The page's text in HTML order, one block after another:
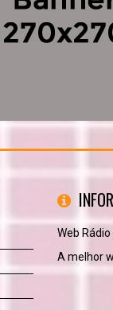
Web
A melhor